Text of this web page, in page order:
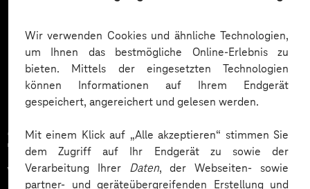
Wir verwenden Cookies und ähnliche Technologien,
um Ihnen das bestmögliche Online-Erlebnis zu
bieten. Mittels der eingesetzten Technologien
können Informationen auf Ihrem Endgerät
gespeichert, angereichert und gelesen werden.
Mit einem Klick auf „Alle akzeptieren“ stimmen Sie
dem Zugriff auf Ihr Endgerät zu sowie der
Verarbeitung Ihrer Daten, der Webseiten- sowie
partner- und geräteübergreifenden Erstellung und
Mehr laden
Zahlreiche Unternehmen
vertrauen auf unsere